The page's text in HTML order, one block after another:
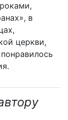
в
церкви,